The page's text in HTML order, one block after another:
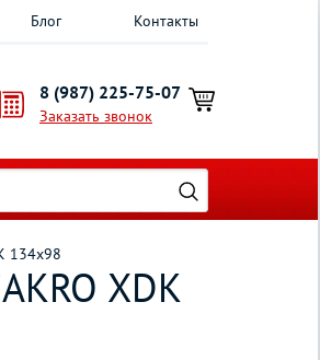
Блог Контакты
8 (987) 225-75-07
Заказать звонок
134х98
XDK